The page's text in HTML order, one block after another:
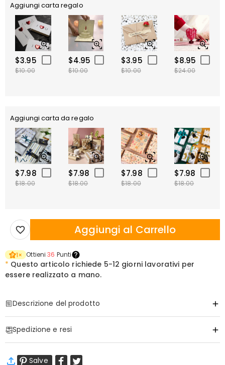
Aggiungi carta regalo
$3.95
$10.00
$4.95
$10.00
$3.95
$10.00
$8.95
$24.00
Aggiungi carta da regalo
$7.98
$18.00
$7.98
$18.00
$7.98
$18.00
$7.98
$18.00
Aggiungi al Carrello
1× Ottieni36 Punti
* Questo articolo richiede 5-12 giorni lavorativi per
essere realizzato a mano.
Descrizione del prodotto
Indossa il Momento in Cui il Tuo Mondo È Cambiato Per Sempre
Ogni padre ricorda l'esatto minuto in cui il suo cuore ha lasciato il
petto e ha iniziato a camminare fuori dal suo corpo. Regalagli un
Spedizione e resi
Spedizione Standard
9-18
Salve